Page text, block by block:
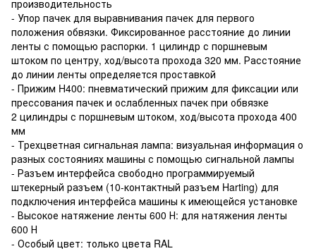
производительность
- Упор пачек для выравнивания пачек для первого
положения обвязки. Фиксированное расстояние до линии
ленты с помощью распорки. 1 цилиндр с поршневым
штоком по центру, ход/высота прохода 320 мм. Расстояние
до линии ленты определяется проставкой
- Прижим H400: пневматический прижим для фиксации или
прессования пачек и ослабленных пачек при обвязке
2 цилиндры с поршневым штоком, ход/высота прохода 400
мм
- Трехцветная сигнальная лампа: визуальная информация о
разных состояниях машины с помощью сигнальной лампы
- Разъем интерфейса свободно программируемый
штекерный разъем (10-контактный разъем Harting) для
подключения интерфейса машины к имеющейся установке
- Высокое натяжение ленты 600 Н: для натяжения ленты
600 Н
- Особый цвет: только цвета RAL